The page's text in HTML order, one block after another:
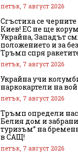
петък, 7 август 2026
Сгъстиха се
Киев! ЕС не ще
Украйна, Западът
положението и за
Тръмп спря
петък, 7 август 2026
Украйна учи
наркокартели на
петък, 7 август 2026
Тръмп определи
Белия дом и
туризъм” на
в САЩ!
петък, 7 август 2026